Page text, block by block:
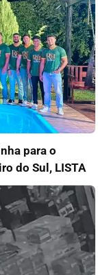
para o
do Sul, LISTA